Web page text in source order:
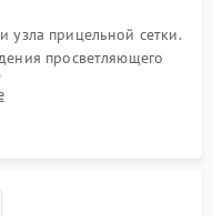
узла прицельной сетки.
просветляющего
очистка стекол
гравированной